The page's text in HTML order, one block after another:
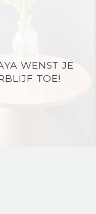
WENST JE
TOE!